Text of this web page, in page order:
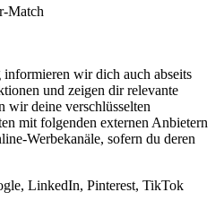
Match
wir dich auch abseits
und zeigen dir relevante
wir deine verschlüsselten
mit folgenden externen Anbietern
Werbekanäle, sofern du deren
LinkedIn, Pinterest, TikTok